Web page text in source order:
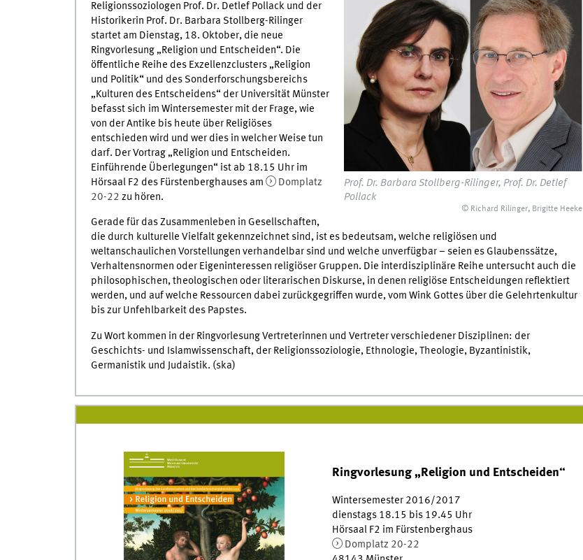
Prof. Dr. Barbara Stollberg-Rilinger, Prof. Dr. Detlef
Pollack
© Richard Rilinger, Brigitte Heeke
Religionssoziologen Prof. Dr. Detlef Pollack und der
Historikerin Prof. Dr. Barbara Stollberg-Rilinger
startet am Dienstag, 18. Oktober, die neue
Ringvorlesung „Religion und Entscheiden“. Die
öffentliche Reihe des Exzellenzclusters „Religion
und Politik“ und des Sonderforschungsbereichs
„Kulturen des Entscheidens“ der Universität Münster
befasst sich im Wintersemester mit der Frage, wie
von der Antike bis heute über Religiöses
entschieden wird und wer dies in welcher Weise tun
darf. Der Vortrag „Religion und Entscheiden.
Einführende Überlegungen“ ist ab 18.15 Uhr im
Hörsaal F2 des Fürstenberghauses am
Domplatz
20-22 zu hören.
Gerade für das Zusammenleben in Gesellschaften,
die durch kulturelle Vielfalt gekennzeichnet sind, ist es bedeutsam, welche religiösen und
weltanschaulichen Vorstellungen verhandelbar sind und welche unverfügbar – seien es Glaubenssätze,
Verhaltensnormen oder Eigeninteressen religiöser Gruppen. Die interdisziplinäre Reihe untersucht auch die
philosophischen, theologischen oder literarischen Diskurse, in denen religiöse Entscheidungen reflektiert
werden, und auf welche Ressourcen dabei zurückgegriffen wurde, vom Wink Gottes über die Gelehrtenkultur
bis zur Unfehlbarkeit des Papstes.
Zu Wort kommen in der Ringvorlesung Vertreterinnen und Vertreter verschiedener Disziplinen: der
Geschichts- und Islamwissenschaft, der Religionssoziologie, Ethnologie, Theologie, Byzantinistik,
Germanistik und Judaistik. (ska)
Ringvorlesung „Religion und Entscheiden“
Wintersemester 2016/2017
dienstags 18.15 bis 19.45 Uhr
Hörsaal F2 im Fürstenberghaus
Domplatz 20-22